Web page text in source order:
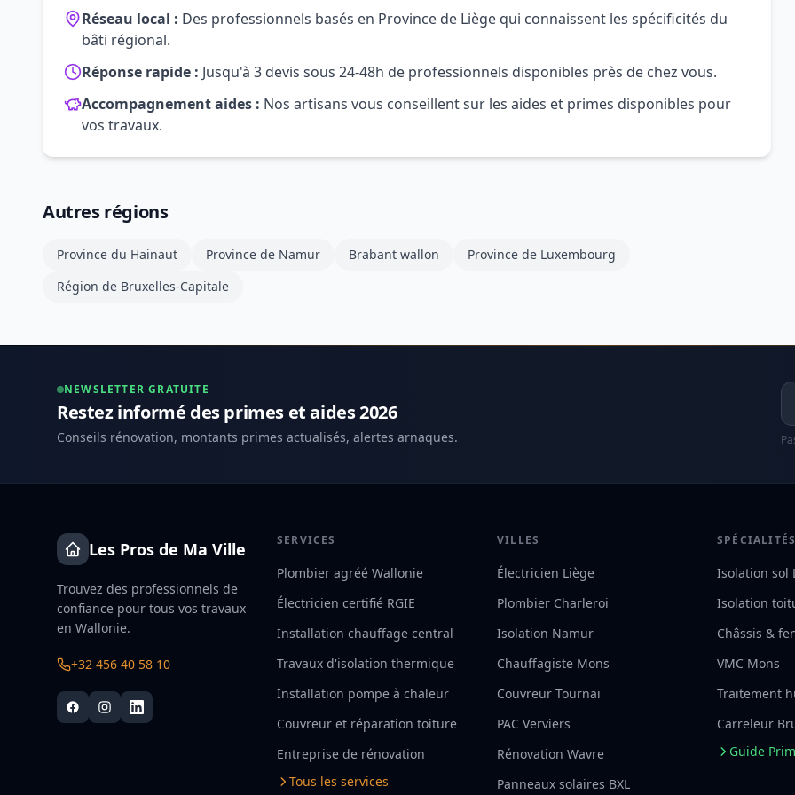
Réseau local : Des professionnels basés en Province de Liège qui connaissent les spécificités du
bâti régional.
Réponse rapide : Jusqu'à 3 devis sous 24-48h de professionnels disponibles près de chez vous.
Accompagnement aides : Nos artisans vous conseillent sur les aides et primes disponibles pour
vos travaux.
Autres régions
Province du Hainaut Province de Namur Brabant wallon
Province de Luxembourg
Région de Bruxelles-Capitale
NEWSLETTER GRATUITE
Restez informé des primes et aides 2026
Conseils rénovation, montants primes actualisés, alertes arnaques.
Les Pros de Ma Ville
Trouvez des professionnels de
confiance pour tous vos travaux
en Wallonie.
+32 456 40 58 10
SERVICES
Plombier agréé Wallonie
Électricien certifié RGIE
Installation chauffage central
Travaux d'isolation thermique
Installation pompe à chaleur
Couvreur et réparation toiture
Entreprise de rénovation
Tous les services
VILLES
Électricien Liège
Plombier Charleroi
Isolation Namur
Chauffagiste Mons
Couvreur Tournai
PAC Verviers
Rénovation Wavre
Panneaux solaires BXL
SPÉCIALITÉS
Isolation sol
Isolation
Châssis &
VMC Mons
Traitement
Carreleur
Guide